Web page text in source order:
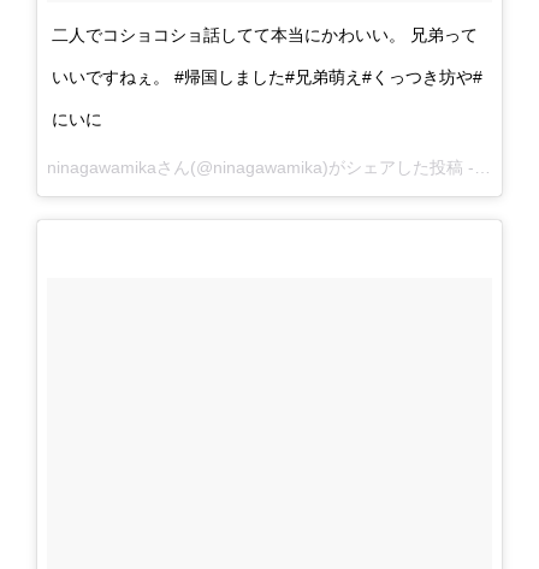
二人でコショコショ話してて本当にかわいい。 兄弟って
いいですねぇ。 #帰国しました#兄弟萌え#くっつき坊や#
にいに
ninagawamikaさん(@ninagawamika)がシェアした投稿 -2016